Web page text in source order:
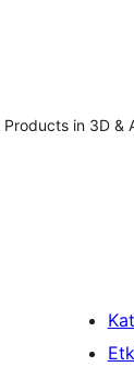
in 3D &